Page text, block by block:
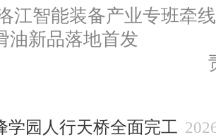
江智能装备产业专班牵
油新品落地首发
学园人行天桥全面完工